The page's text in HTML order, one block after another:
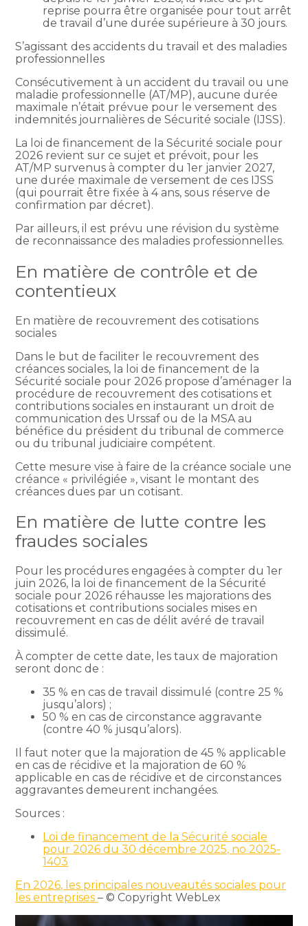
reprise pourra être organisée pour tout arrêt
de travail d’une durée supérieure à 30 jours.
S’agissant des accidents du travail et des maladies
professionnelles
Consécutivement à un accident du travail ou une
maladie professionnelle (AT/MP), aucune durée
maximale n’était prévue pour le versement des
indemnités journalières de Sécurité sociale (IJSS).
La loi de financement de la Sécurité sociale pour
2026 revient sur ce sujet et prévoit, pour les
AT/MP survenus à compter du 1er janvier 2027,
une durée maximale de versement de ces IJSS
(qui pourrait être fixée à 4 ans, sous réserve de
confirmation par décret).
Par ailleurs, il est prévu une révision du système
de reconnaissance des maladies professionnelles.
En matière de contrôle et de
contentieux
En matière de recouvrement des cotisations
sociales
Dans le but de faciliter le recouvrement des
créances sociales, la loi de financement de la
Sécurité sociale pour 2026 propose d’aménager la
procédure de recouvrement des cotisations et
contributions sociales en instaurant un droit de
communication des Urssaf ou de la MSA au
bénéfice du président du tribunal de commerce
ou du tribunal judiciaire compétent.
Cette mesure vise à faire de la créance sociale une
créance « privilégiée », visant le montant des
créances dues par un cotisant.
En matière de lutte contre les
fraudes sociales
Pour les procédures engagées à compter du 1er
juin 2026, la loi de financement de la Sécurité
sociale pour 2026 réhausse les majorations des
cotisations et contributions sociales mises en
recouvrement en cas de délit avéré de travail
dissimulé.
À compter de cette date, les taux de majoration
seront donc de :
35 % en cas de travail dissimulé (contre 25 %
jusqu’alors) ;
50 % en cas de circonstance aggravante
(contre 40 % jusqu’alors).
Il faut noter que la majoration de 45 % applicable
en cas de récidive et la majoration de 60 %
applicable en cas de récidive et de circonstances
aggravantes demeurent inchangées.
Sources :
Loi de financement de la Sécurité sociale
pour 2026 du 30 décembre 2025, no 2025-
1403
En 2026, les principales nouveautés sociales pour
les entreprises– © Copyright WebLex